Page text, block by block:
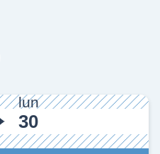
lun
30
NOV